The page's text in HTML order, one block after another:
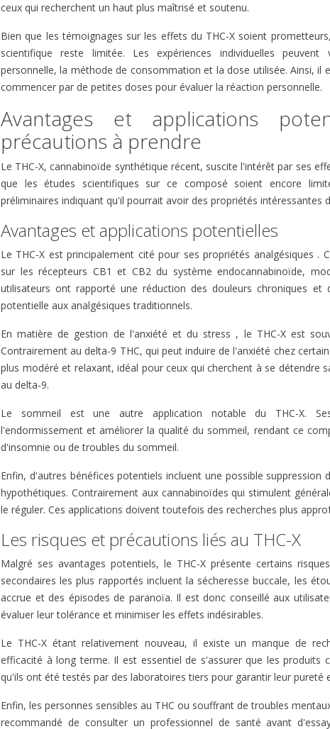
ceux qui recherchent un haut plus maîtrisé et soutenu​.
Bien que les témoignages sur les effets du THC-X soient
scientifique reste limitée. Les expériences individuelles
personnelle, la méthode de consommation et la dose utilisée. Ainsi, il
commencer par de petites doses pour évaluer la réaction personnelle​.
Avantages et applications
précautions à prendre
Le THC-X, cannabinoïde synthétique récent, suscite l'intérêt par ses
que les études scientifiques sur ce composé soient encore
préliminaires indiquant qu'il pourrait avoir des propriétés intéressantes
Avantages et applications potentielles
Le THC-X est principalement cité pour ses propriétés analgésiques .
sur les récepteurs CB1 et CB2 du système endocannabinoïde,
utilisateurs ont rapporté une réduction des douleurs chroniques
potentielle aux analgésiques traditionnels.
En matière de gestion de l'anxiété et du stress , le THC-X est
Contrairement au delta-9 THC, qui peut induire de l'anxiété chez
plus modéré et relaxant, idéal pour ceux qui cherchent à se détendre
au delta-9.
Le sommeil est une autre application notable du THC-X.
l'endormissement et améliorer la qualité du sommeil, rendant ce
d'insomnie ou de troubles du sommeil.
Enfin, d'autres bénéfices potentiels incluent une possible
hypothétiques. Contrairement aux cannabinoïdes qui stimulent
le réguler. Ces applications doivent toutefois des recherches plus
Les risques et précautions liés au THC-X
Malgré ses avantages potentiels, le THC-X présente certains
secondaires les plus rapportés incluent la sécheresse buccale, les
accrue et des épisodes de paranoïa. Il est donc conseillé aux
évaluer leur tolérance et minimiser les effets indésirables.
Le THC-X étant relativement nouveau, il existe un manque de
efficacité à long terme. Il est essentiel de s'assurer que les produits
qu'ils ont été testés par des laboratoires tiers pour garantir leur pureté
Enfin, les personnes sensibles au THC ou souffrant de troubles
recommandé de consulter un professionnel de santé avant